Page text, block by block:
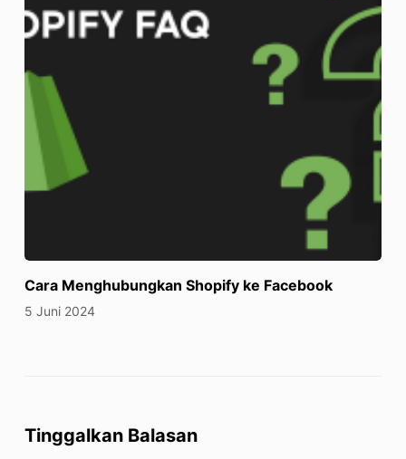
Cara Menghubungkan Shopify ke Facebook
5 Juni 2024
Tinggalkan Balasan